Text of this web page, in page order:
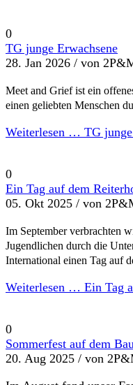
0
TG junge Erwachsene
28. Jan 2026 / von
Meet and Grief ist ein
einen geliebten Menschen
Weiterlesen … TG
0
Ein Tag auf dem
05. Okt 2025 / von
Im September verbrachten
Jugendlichen durch die
International einen Tag auf
Weiterlesen … Ein Tag
0
Sommerfest auf dem
20. Aug 2025 / von